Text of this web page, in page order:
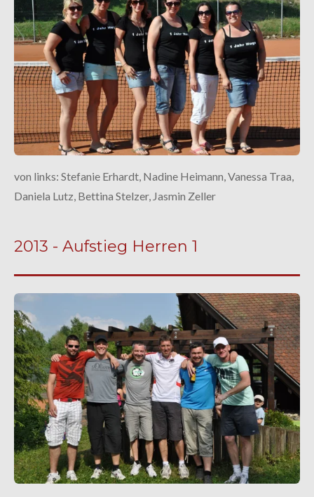
von links: Stefanie Erhardt, Nadine Heimann, Vanessa Traa,
Daniela Lutz, Bettina Stelzer, Jasmin Zeller
2013 - Aufstieg Herren 1